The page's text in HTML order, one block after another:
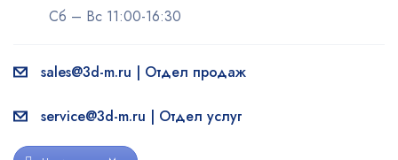
Сб – Вс 11:00-16:30
sales@3d-m.ru | Отдел продаж
service@3d-m.ru | Отдел услуг